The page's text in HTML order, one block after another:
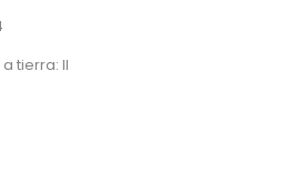
tierra: II